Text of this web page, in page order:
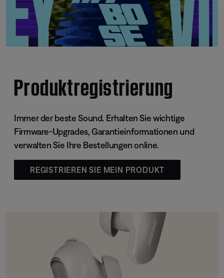
Produktregistrierung
Immer der beste Sound. Erhalten Sie wichtige
Firmware-Upgrades, Garantieinformationen und
verwalten Sie Ihre Bestellungen online.
REGISTRIEREN SIE MEIN PRODUKT